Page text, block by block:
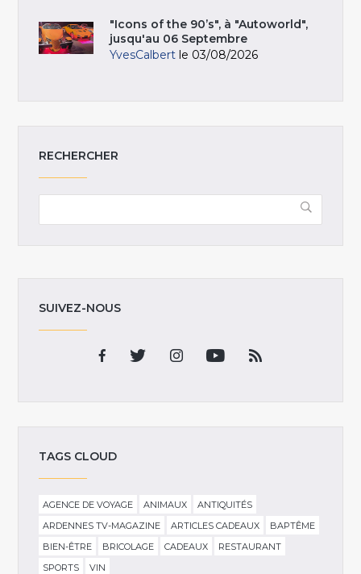
"Icons of the 90’s", à "Autoworld",
jusqu'au 06 Septembre
YvesCalbert le 03/08/2026
RECHERCHER
SUIVEZ-NOUS
TAGS CLOUD
AGENCE DE VOYAGE ANIMAUX
ANTIQUITÉS
ARDENNES TV-MAGAZINE
ARTICLES CADEAUX
BAPTÊME
BIEN-ÊTRE
BRICOLAGE CADEAUX
RESTAURANT
SPORTS
VIN